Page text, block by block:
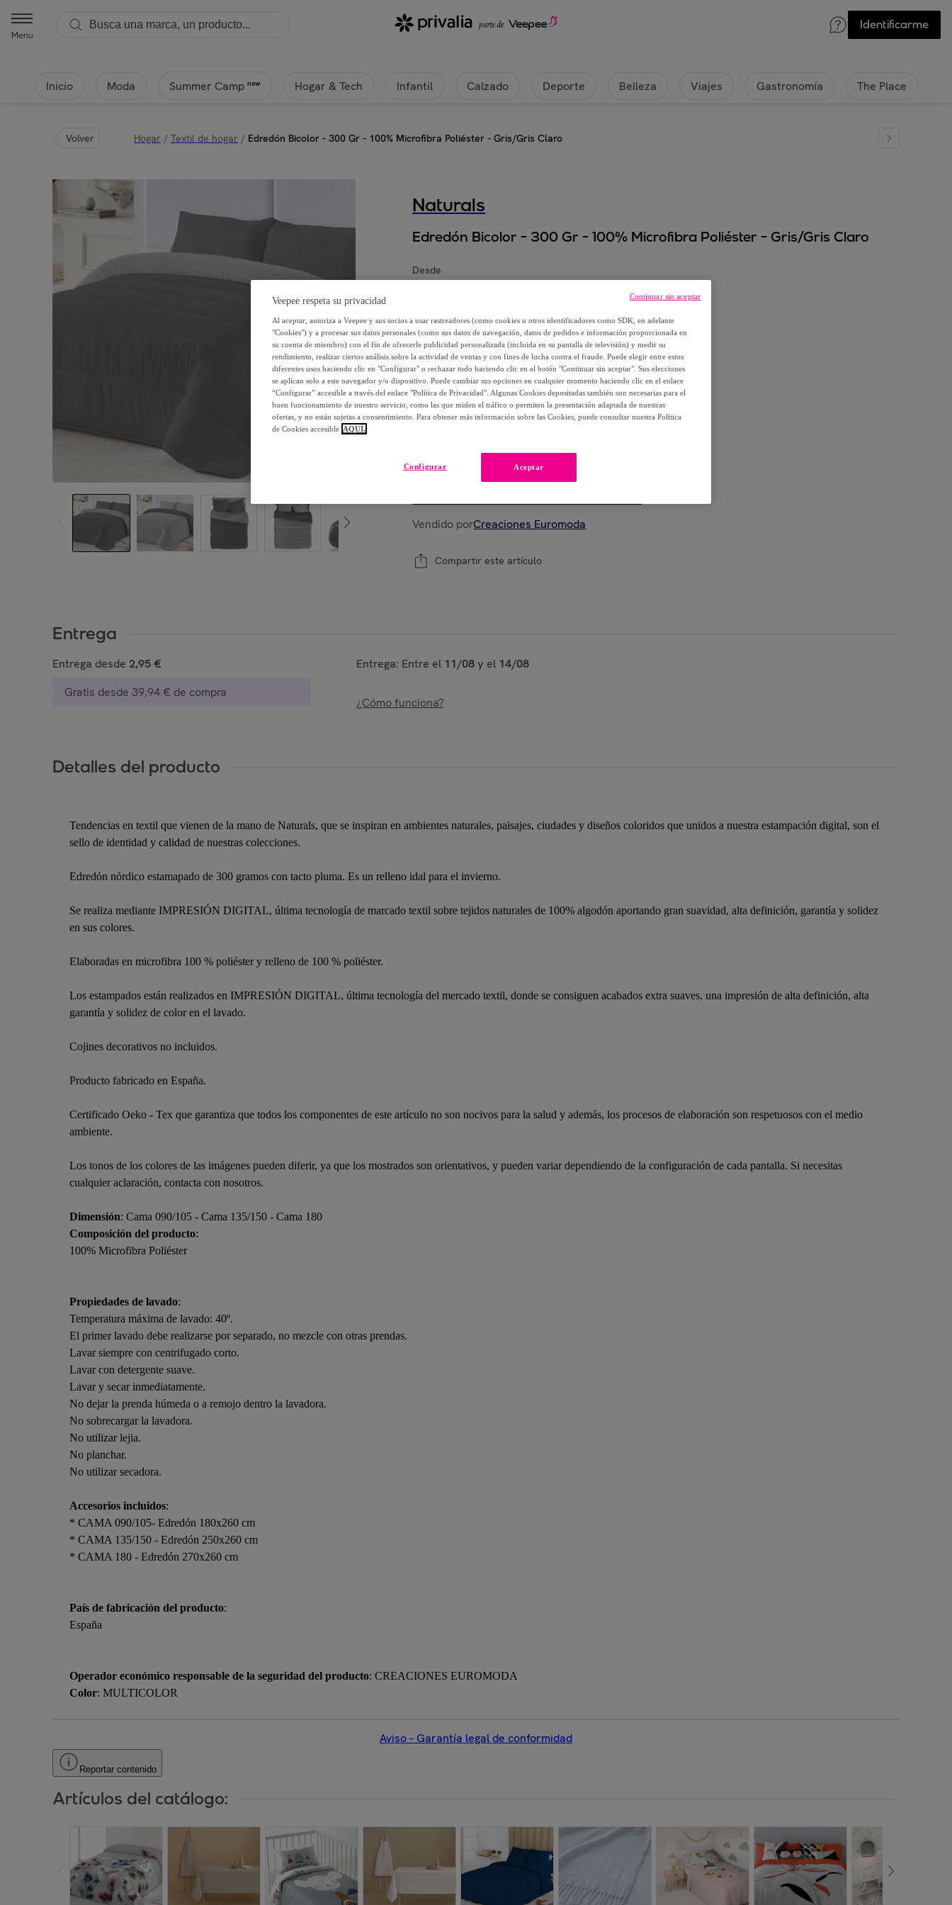
Menu
Identificarme
Inicio Moda Summer Camp new Hogar & Tech Infantil Calzado Deporte Belleza Viajes Gastronomía The Place
Volver Hogar / Textil de hogar / Edredón Bicolor - 300 Gr - 100% Microfibra Poliéster - Gris/Gris Claro
Naturals
Edredón Bicolor - 300 Gr - 100% Microfibra Poliéster - Gris/Gris Claro
Desde
79, €
-63%
Elige tu modelo
Elige tu modelo
Vendido porCreaciones Euromoda
Compartir este artículo
Entrega
Entrega desde 2,95 €
Gratis desde 39,94 € de compra
Entrega: Entre el 11/08y el 14/08
¿Cómo funciona?
Detalles del producto
Tendencias en textil que vienen de la mano de Naturals, que se inspiran en ambientes naturales, paisajes, ciudades y diseños coloridos que unidos a nuestra estampación digital, son el
sello de identidad y calidad de nuestras colecciones.
Edredón nórdico estamapado de 300 gramos con tacto pluma. Es un relleno idal para el invierno.
Se realiza mediante IMPRESIÓN DIGITAL, última tecnología de marcado textil sobre tejidos naturales de 100% algodón aportando gran suavidad, alta definición, garantía y solidez
en sus colores.
Elaboradas en microfibra 100 % poliéster y relleno de 100 % poliéster.
Los estampados están realizados en IMPRESIÓN DIGITAL, última tecnología del mercado textil, donde se consiguen acabados extra suaves, una impresión de alta definición, alta
garantía y solidez de color en el lavado.
Cojines decorativos no incluidos.
Producto fabricado en España.
Certificado Oeko - Tex que garantiza que todos los componentes de este artículo no son nocivos para la salud y además, los procesos de elaboración son respetuosos con el medio
ambiente.
Los tonos de los colores de las imágenes pueden diferir, ya que los mostrados son orientativos, y pueden variar dependiendo de la configuración de cada pantalla. Si necesitas
cualquier aclaración, contacta con nosotros.
Dimensión: Cama 090/105 - Cama 135/150 - Cama 180
Composición del producto:
100% Microfibra Poliéster
Propiedades de lavado:
Temperatura máxima de lavado: 40º.
El primer lavado debe realizarse por separado, no mezcle con otras prendas.
Lavar siempre con centrifugado corto.
Lavar con detergente suave.
Lavar y secar inmediatamente.
No dejar la prenda húmeda o a remojo dentro la lavadora.
No sobrecargar la lavadora.
No utilizar lejia.
No planchar.
No utilizar secadora.
Accesorios incluidos:
* CAMA 090/105- Edredón 180x260 cm
* CAMA 135/150 - Edredón 250x260 cm
* CAMA 180 - Edredón 270x260 cm
País de fabricación del producto:
España
Operador económico responsable de la seguridad del producto: CREACIONES EUROMODA
Color: MULTICOLOR
Aviso – Garantía legal de conformidad
Reportar contenido
Artículos del catálogo:
Veepee respeta su privacidad
Al aceptar, autoriza a Veepee y sus socios a usar rastreadores (como cookies u otros identificadores como SDK, en adelante
"Cookies") y a procesar sus datos personales (como sus datos de navegación, datos de pedidos e información proporcionada en
su cuenta de miembro) con el fin de ofrecerle publicidad personalizada (incluida en su pantalla de televisión) y medir su
rendimiento, realizar ciertos análisis sobre la actividad de ventas y con fines de lucha contra el fraude. Puede elegir entre estos
diferentes usos haciendo clic en "Configurar" o rechazar todo haciendo clic en el botón "Continuar sin aceptar". Sus elecciones
se aplican solo a este navegador y/o dispositivo. Puede cambiar sus opciones en cualquier momento haciendo clic en el enlace
“Configurar” accesible a través del enlace "Política de Privacidad". Algunas Cookies depositadas también son necesarias para el
buen funcionamiento de nuestro servicio, como las que miden el tráfico o permiten la presentación adaptada de nuestras
ofertas, y no están sujetas a consentimiento. Para obtener más información sobre las Cookies, puede consultar nuestra Política
de Cookies accesible AQUÍ.
Aceptar
Configurar
Continuar sin aceptar